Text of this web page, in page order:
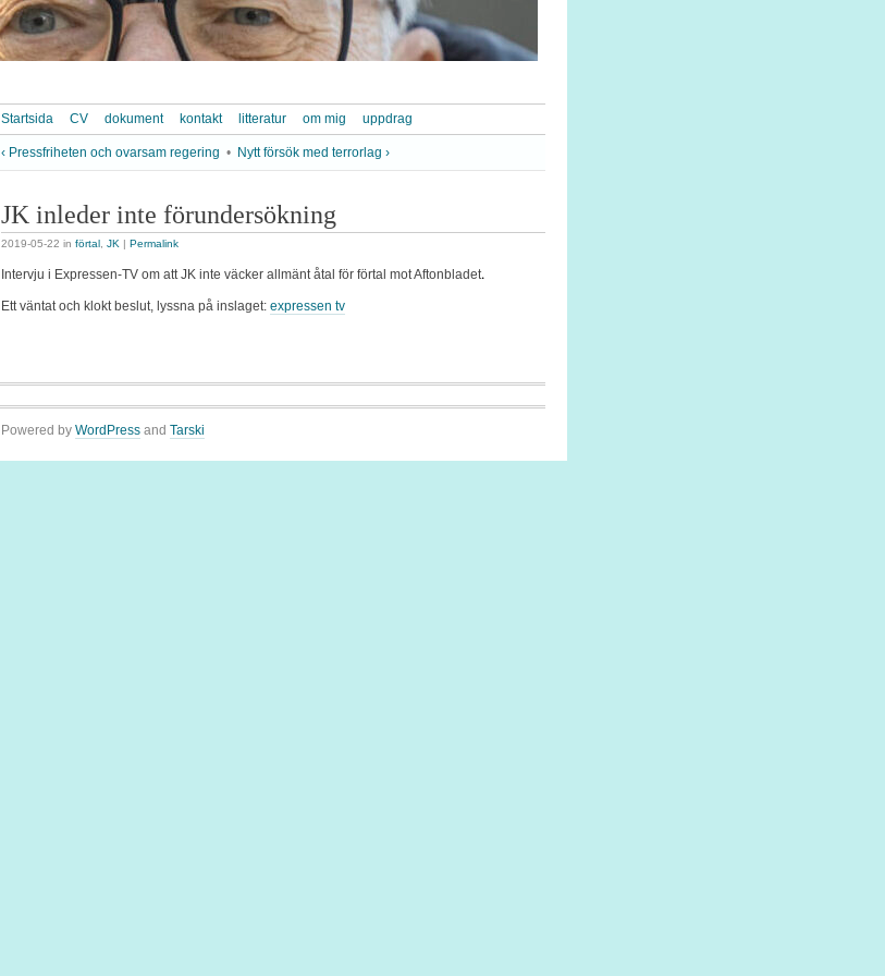
Startsida CV dokument kontakt litteratur om mig uppdrag
‹ Pressfriheten och ovarsam regering • Nytt försök med terrorlag ›
JK inleder inte förundersökning
2019-05-22 in förtal JK | Permalink
Intervju i Expressen-TV om att JK inte väcker allmänt åtal för förtal mot Aftonbladet.
Ett väntat och klokt beslut, lyssna på inslaget: expressen tv
Powered by WordPress and Tarski